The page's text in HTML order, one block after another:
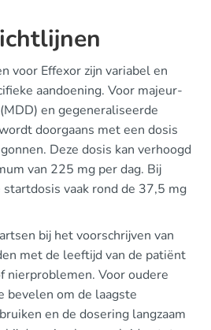
voor Effexor zijn variabel en
aandoening. Voor majeur-
en gegeneraliseerde
doorgaans met een dosis
Deze dosis kan verhoogd
van 225 mg per dag. Bij
vaak rond de 37,5 mg
bij het voorschrijven van
met de leeftijd van de patiënt
nierproblemen. Voor oudere
bevelen om de laagste
en de dosering langzaam